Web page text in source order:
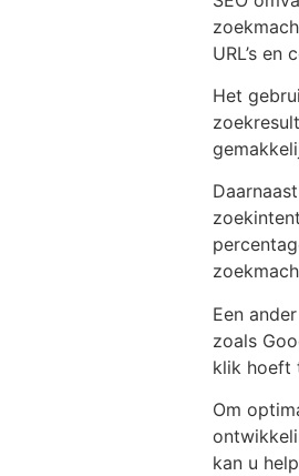
URL’s
Het
Een
zoals
klik hoeft
Om
kan u